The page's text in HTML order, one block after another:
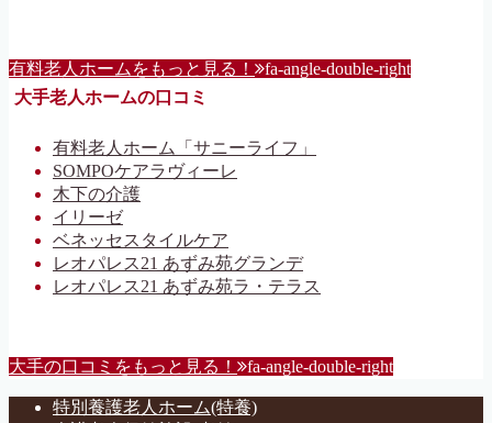
有料老人ホームをもっと見る！ fa-angle-double-right
大手老人ホームの口コミ
有料老人ホーム「サニーライフ」
SOMPOケアラヴィーレ
木下の介護
イリーゼ
ベネッセスタイルケア
レオパレス21 あずみ苑グランデ
レオパレス21 あずみ苑ラ・テラス
大手の口コミをもっと見る！ fa-angle-double-right
特別養護老人ホーム(特養)